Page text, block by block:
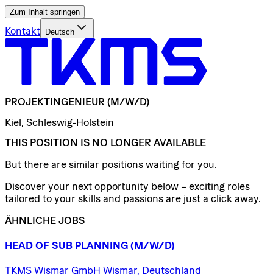
Zum Inhalt springen
Kontakt Deutsch
PROJEKTINGENIEUR (M/W/D)
Kiel, Schleswig-Holstein
THIS POSITION IS NO LONGER AVAILABLE
But there are similar positions waiting for you.
Discover your next opportunity below – exciting roles
tailored to your skills and passions are just a click away.
ÄHNLICHE JOBS
HEAD OF SUB PLANNING (M/W/D)
TKMS Wismar GmbH Wismar, Deutschland